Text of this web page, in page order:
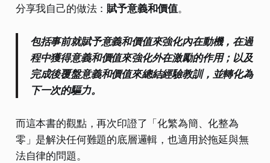
分享我自己的做法： 賦予意義和價值。
包括事前就賦予意義和價值來強化內在動機，在過
程中獲得意義和價值來強化外在激勵的作用；以及
完成後覆盤意義和價值來總結經驗教訓，並轉化為
下一次的驅力。
而這本書的觀點，再次印證了「化繁為簡、化整為
零」是解決任何難題的底層邏輯，也適用於拖延與無
法自律的問題。